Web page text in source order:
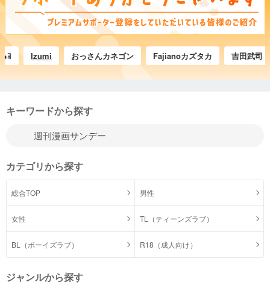
Izumi おっさんカネゴン Fajianoカズタカ 吉田武司
キーワードから探す
カテゴリから探す
総合TOP 男性
女性 TL（ティーンズラブ）
BL（ボーイズラブ） R18（成人向け）
ジャンルから探す